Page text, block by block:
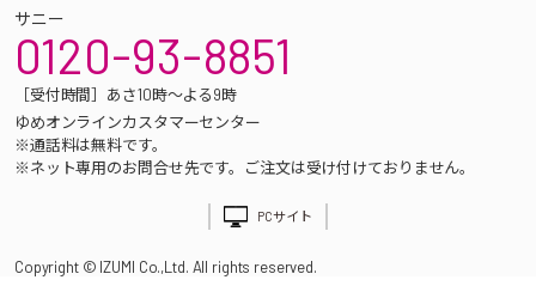
サニー
0120-93-8851
［受付時間］あさ10時～よる9時
ゆめオンラインカスタマーセンター
※通話料は無料です。
※ネット専用のお問合せ先です。ご注文は受け付けておりません。
PCサイト
Copyright © IZUMI Co.,Ltd. All rights reserved.